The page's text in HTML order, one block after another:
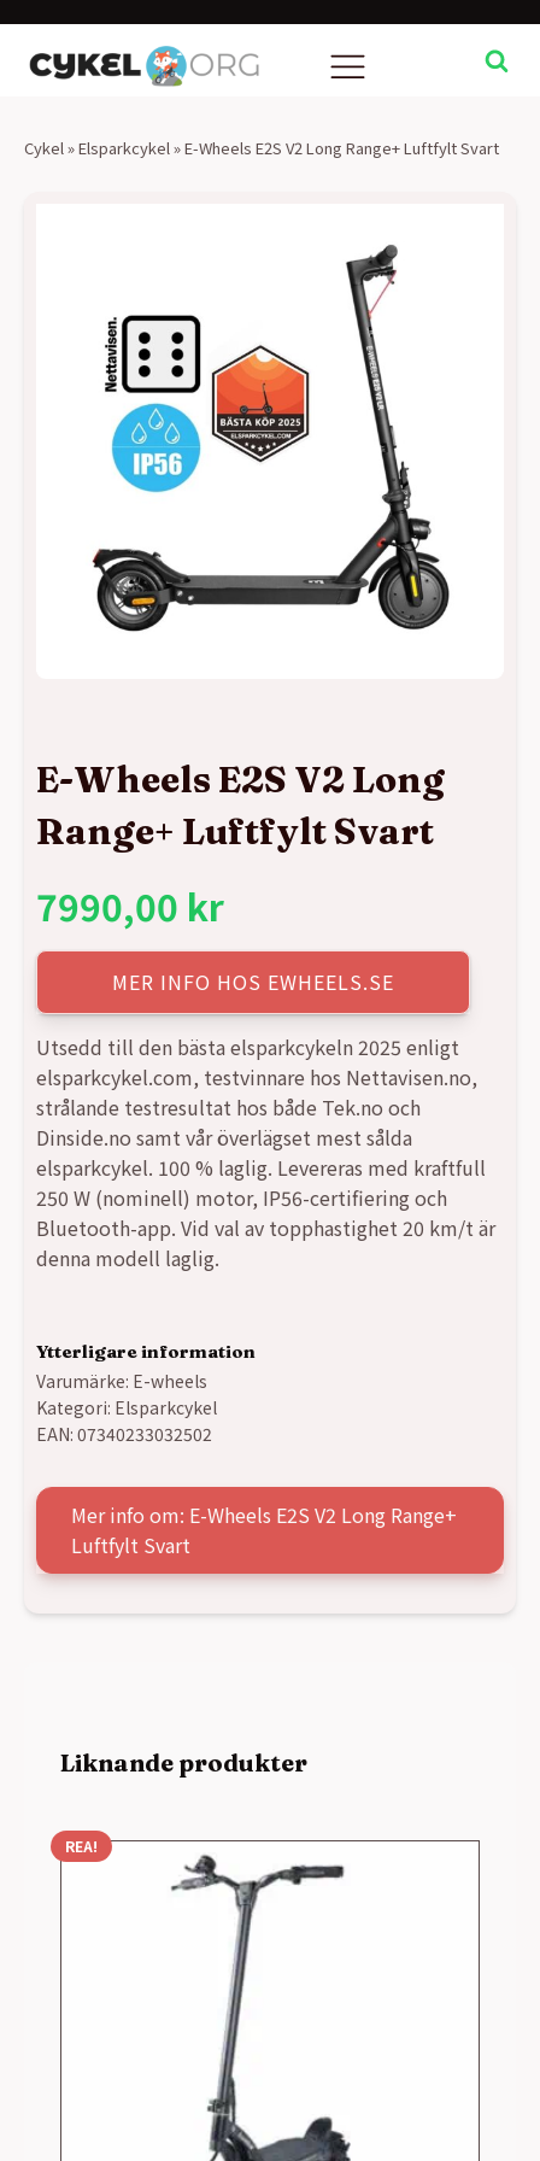
Cykel »Elsparkcykel »E-Wheels E2S V2 Long Range+ Luftfylt Svart
E-Wheels E2S V2 Long
Range+ Luftfylt Svart
7990,00 kr
MER INFO HOS EWHEELS.SE
Utsedd till den bästa elsparkcykeln 2025 enligt
elsparkcykel.com, testvinnare hos Nettavisen.no,
strålande testresultat hos både Tek.no och
Dinside.no samt vår överlägset mest sålda
elsparkcykel. 100 % laglig. Levereras med kraftfull
250 W (nominell) motor, IP56-certifiering och
Bluetooth-app. Vid val av topphastighet 20 km/t är
denna modell laglig.
Ytterligare information
Varumärke: E-wheels
Kategori: Elsparkcykel
EAN: 07340233032502
Mer info om: E-Wheels E2S V2 Long Range+
Luftfylt Svart
Liknande produkter
REA!